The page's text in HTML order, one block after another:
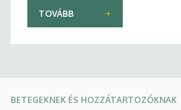
TOVÁBB
BETEGEKNEK ÉS HOZZÁTARTOZÓKNAK